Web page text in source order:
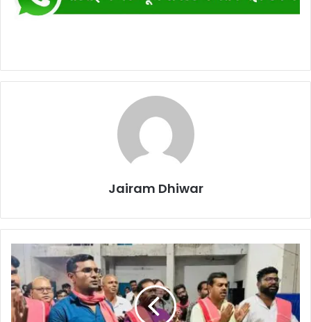
Jairam Dhiwar
छत्तीसगढिया
क्रान्ति
सेना
और
जोहार